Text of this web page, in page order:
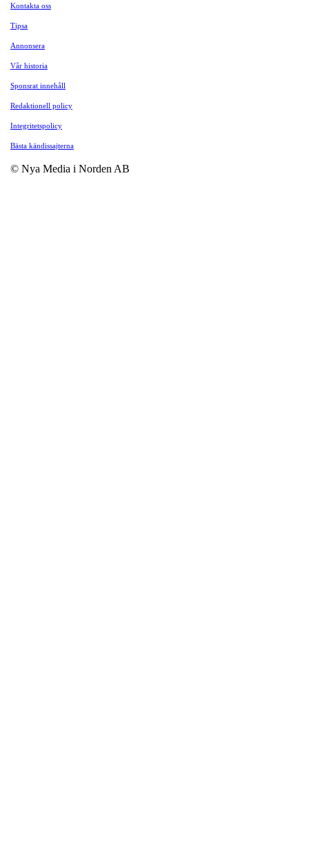
Kontakta oss
Tipsa
Annonsera
Vår historia
Sponsrat innehåll
Redaktionell policy
Integritetspolicy
Bästa kändissajterna
© Nya Media i Norden AB